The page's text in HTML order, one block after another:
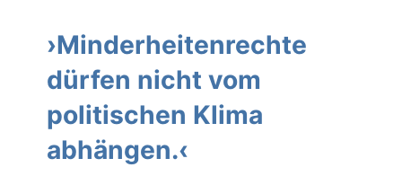
›Minderheitenrechte
dürfen nicht vom
politischen Klima
abhängen.‹